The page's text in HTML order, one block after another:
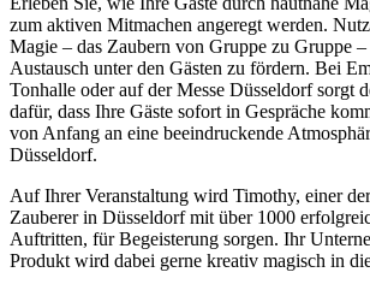
zum aktiven Mitmachen angeregt werden.
Magie – das Zaubern von Gruppe zu Gruppe –
Austausch unter den Gästen zu fördern. Bei
Tonhalle oder auf der Messe Düsseldorf sorgt
dafür, dass Ihre Gäste sofort in Gespräche
von Anfang an eine beeindruckende
Düsseldorf.
Auf Ihrer Veranstaltung wird Timothy, einer
Zauberer in Düsseldorf mit über 1000
Auftritten, für Begeisterung sorgen. Ihr
Produkt wird dabei gerne kreativ magisch in